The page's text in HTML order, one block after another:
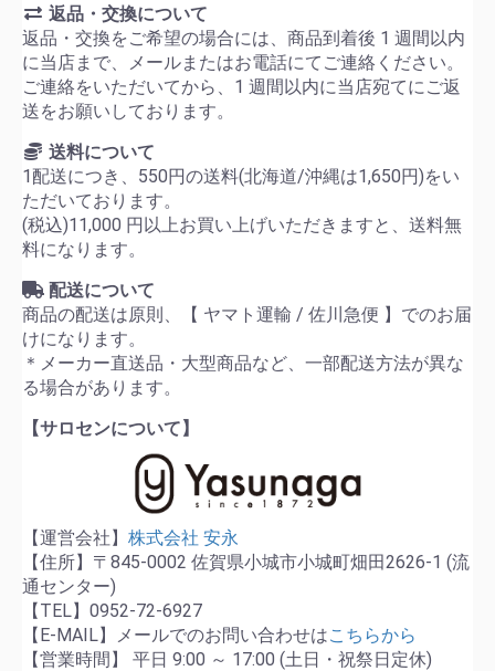
返品・交換について
返品・交換をご希望の場合には、商品到着後 1 週間以内
に当店まで、メールまたはお電話にてご連絡ください。
ご連絡をいただいてから、1 週間以内に当店宛てにご返
送をお願いしております。
送料について
1配送につき、550円の送料(北海道/沖縄は1,650円)をい
ただいております。
(税込)11,000 円以上お買い上げいただきますと、送料無
料になります。
配送について
商品の配送は原則、【 ヤマト運輸 / 佐川急便 】でのお届
けになります。
＊メーカー直送品・大型商品など、一部配送方法が異な
る場合があります。
【サロセンについて】
【運営会社】 株式会社 安永
【住所】〒845-0002 佐賀県小城市小城町畑田2626-1 (流
通センター)
【TEL】0952-72-6927
【E-MAIL】メールでのお問い合わせはこちらから
【営業時間】 平日 9:00 ～ 17:00 (土日・祝祭日定休)